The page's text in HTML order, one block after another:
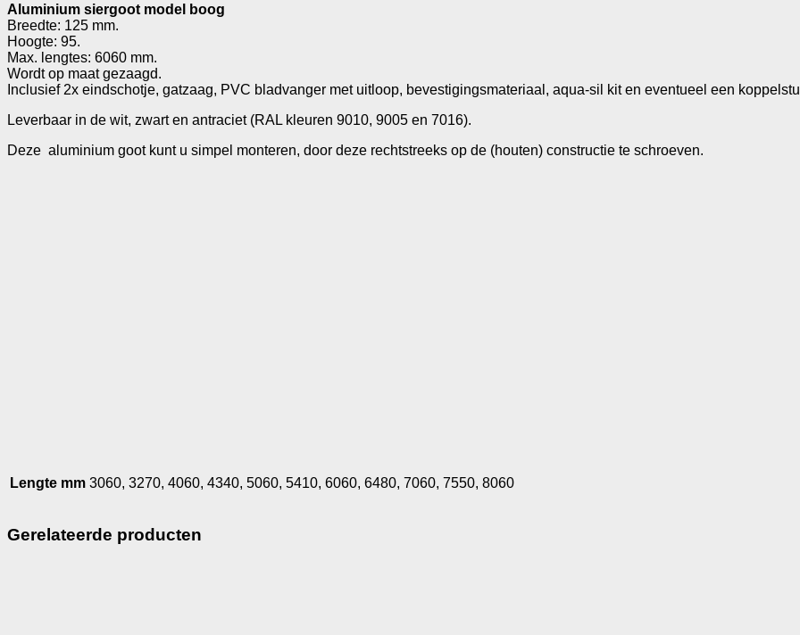
Aluminium siergoot model boog
Breedte: 125 mm.
Hoogte: 95.
Max. lengtes: 6060 mm.
Wordt op maat gezaagd.
Inclusief 2x eindschotje, gatzaag, PVC bladvanger met uitloop, bevestigingsmateriaal, aqua-sil kit en eventueel een
Leverbaar in de wit, zwart en antraciet (RAL kleuren 9010, 9005 en 7016).
Deze aluminium goot kunt u simpel monteren, door deze rechtstreeks op de (houten) constructie te schroeven.
Lengte mm 3060, 3270, 4060, 4340, 5060, 5410, 6060, 6480, 7060, 7550, 8060
Gerelateerde producten